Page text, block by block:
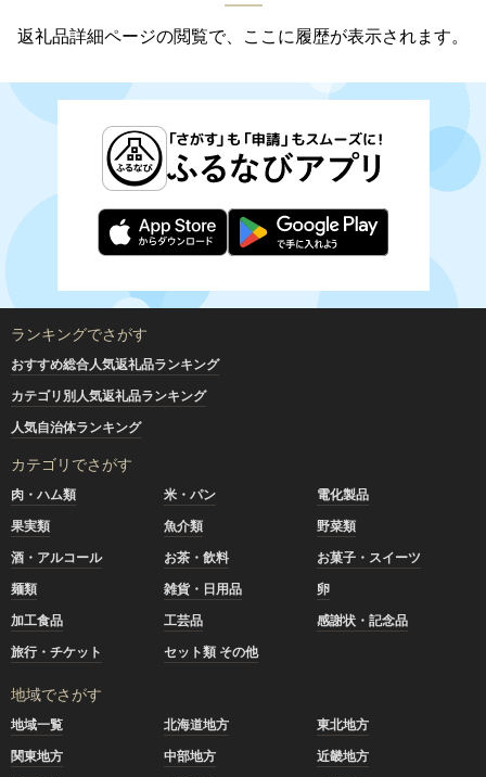
返礼品詳細ページの閲覧で、ここに履歴が表示されます。
ランキングでさがす
おすすめ総合人気返礼品ランキング
カテゴリ別人気返礼品ランキング
人気自治体ランキング
カテゴリでさがす
肉・ハム類 米・パン
電化製品
果実類
魚介類
野菜類
酒・アルコール
お茶・飲料
お菓子・スイーツ
麺類
雑貨・日用品
卵
加工食品
工芸品
感謝状・記念品
旅行・チケット
セット類 その他
地域でさがす
地域一覧 北海道地方
東北地方
関東地方
中部地方
近畿地方